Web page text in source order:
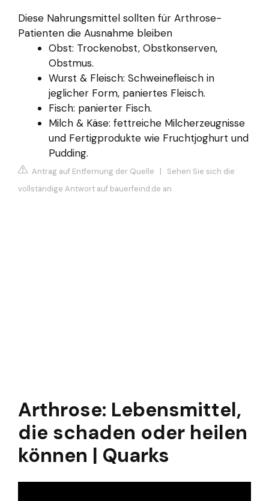
Diese Nahrungsmittel sollten für Arthrose-
Patienten die Ausnahme bleiben
Obst: Trockenobst, Obstkonserven,
Obstmus.
Wurst & Fleisch: Schweinefleisch in
jeglicher Form, paniertes Fleisch.
Fisch: panierter Fisch.
Milch & Käse: fettreiche Milcherzeugnisse
und Fertigprodukte wie Fruchtjoghurt und
Pudding.
Antrag auf Entfernung der Quelle | Sehen Sie sich die
vollständige Antwort auf bauerfeind.de an
Arthrose: Lebensmittel,
die schaden oder heilen
können | Quarks